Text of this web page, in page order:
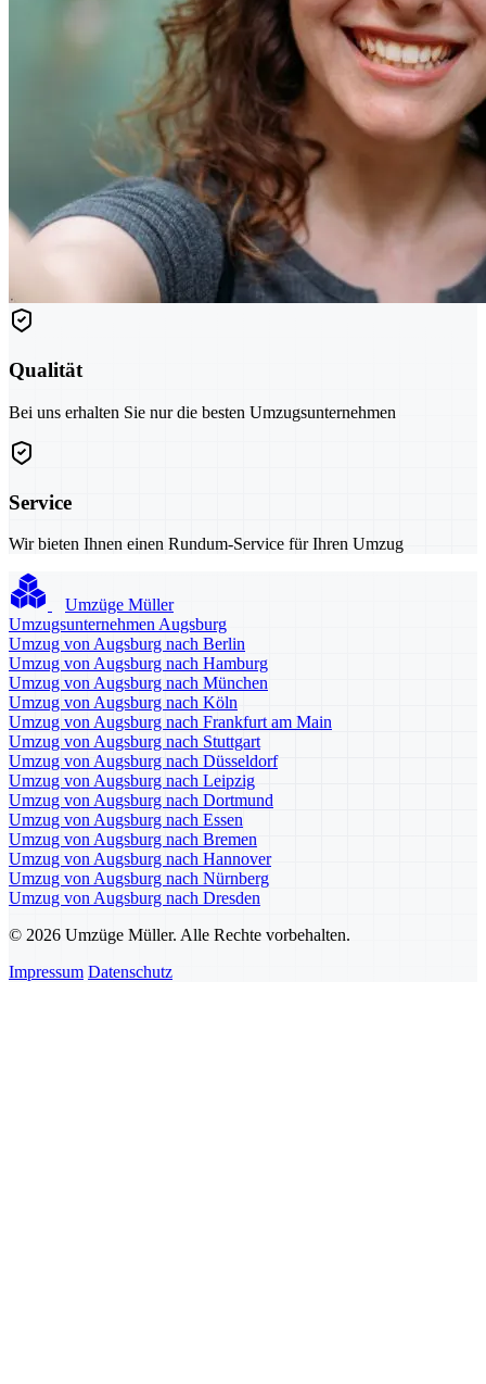
Qualität
Bei uns erhalten Sie nur die besten Umzugsunternehmen
Service
Wir bieten Ihnen einen Rundum-Service für Ihren Umzug
Umzüge Müller
Umzugsunternehmen Augsburg
Umzug von Augsburg nach Berlin
Umzug von Augsburg nach Hamburg
Umzug von Augsburg nach München
Umzug von Augsburg nach Köln
Umzug von Augsburg nach Frankfurt am Main
Umzug von Augsburg nach Stuttgart
Umzug von Augsburg nach Düsseldorf
Umzug von Augsburg nach Leipzig
Umzug von Augsburg nach Dortmund
Umzug von Augsburg nach Essen
Umzug von Augsburg nach Bremen
Umzug von Augsburg nach Hannover
Umzug von Augsburg nach Nürnberg
Umzug von Augsburg nach Dresden
© 2026 Umzüge Müller. Alle Rechte vorbehalten.
Impressum Datenschutz